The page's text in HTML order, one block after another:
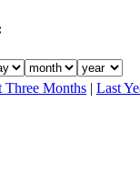
Three Months | Last